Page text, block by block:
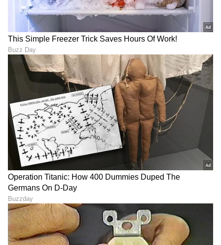
10
11
'ನಾನು ಸಂತೋಷವಾಗಿದ್ದೇನೆ ಮತ್ತು ಅವಳನ್ನು
ಪ್ರೀತಿಸುತ್ತಿದ್ದೇನೆ' ಎಂದು ವಿಜಯ್‌ ವರ್ಮಾ ಕೂಡ
ಸಂಭಾಷಣೆಯೊಂದರಲ್ಲಿ ಹೇಳಿದರು.